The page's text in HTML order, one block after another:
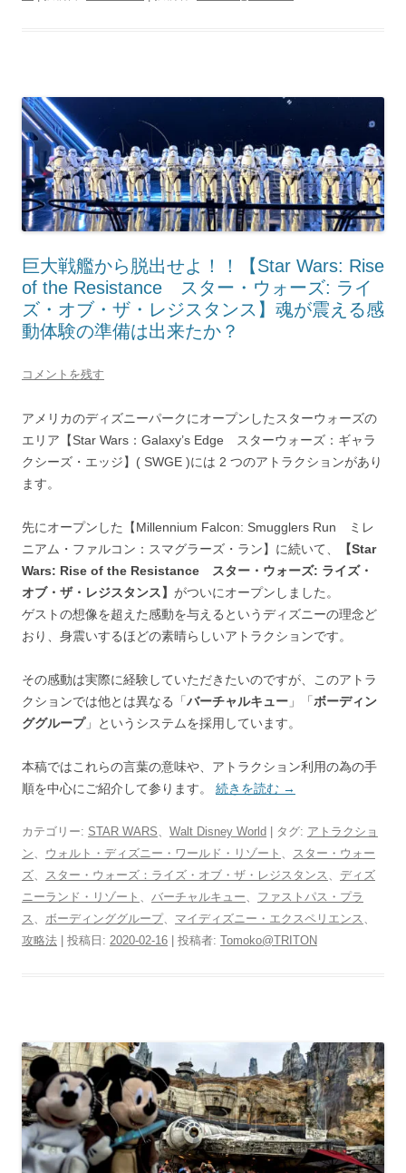
巨大戦艦から脱出せよ！！【Star Wars: Rise
of the Resistance スター・ウォーズ: ライ
ズ・オブ・ザ・レジスタンス】魂が震える感
動体験の準備は出来たか？
コメントを残す
アメリカのディズニーパークにオープンしたスターウォーズの
エリア 【Star Wars：Galaxy’s Edge スターウォーズ：ギャラ
クシーズ・エッジ】( SWGE )には 2 つのアトラクションがあり
ます。
先にオープンした
【Millennium Falcon: Smugglers Run ミレ
ニアム・ファルコン：スマグラーズ・ラン】 に続いて、
【Star
Wars: Rise of the Resistance スター・ウォーズ: ライズ・
オブ・ザ・レジスタンス】 がついにオープンしました。
ゲストの想像を超えた感動を与えるというディズニーの理念ど
おり、身震いするほどの素晴らしいアトラクションです。
その感動は実際に経験していただきたいのですが、このアトラ
クションでは他とは異なる「バーチャルキュー 」「ボーディン
ググループ」というシステムを採用しています。
本稿ではこれらの言葉の意味や、アトラクション利用の為の手
順を中心にご紹介して参ります。 続きを読む →
カテゴリー: STAR WARS、 Walt Disney World | タグ: アトラクショ
ン、 ウォルト・ディズニー・ワールド・リゾート 、 スター・ウォー
ズ、 スター・ウォーズ：ライズ・オブ・ザ・レジスタンス 、 ディズ
ニーランド・リゾート 、 バーチャルキュー、 ファストパス・プラ
ス 、 ボーディンググループ、 マイディズニー・エクスペリエンス 、
攻略法 | 投稿日: 2020-02-16 投稿者: Tomoko@TRITON